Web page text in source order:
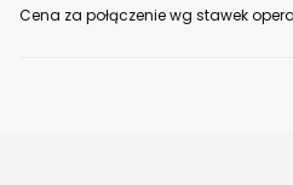
Cena za połączenie wg stawek